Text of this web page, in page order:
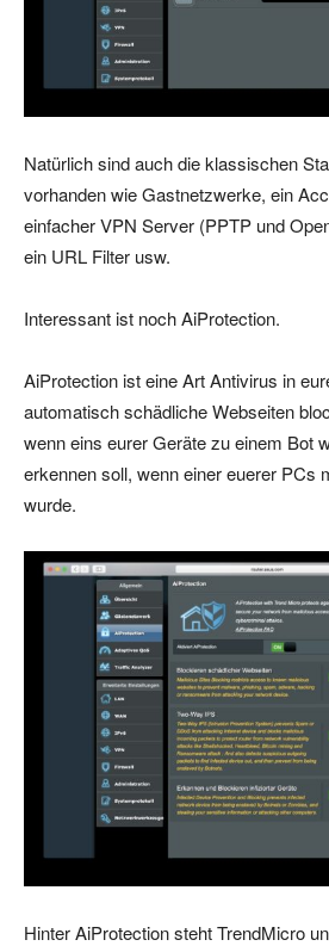
Natürlich sind auch die klassischen
vorhanden wie Gastnetzwerke, ein
einfacher VPN Server (PPTP und
ein URL Filter usw.
Interessant ist noch AiProtection.
AiProtection ist eine Art Antivirus in
automatisch schädliche Webseiten
wenn eins eurer Geräte zu einem Bot
erkennen soll, wenn einer euerer PCs
wurde.
Hinter AiProtection steht TrendMicro